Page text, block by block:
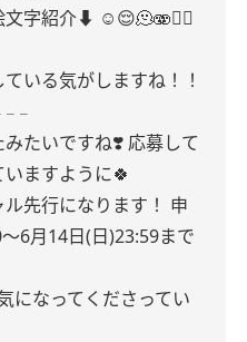
文字紹介⬇️ ☺️😌🫠🫨☝🏻
いる気がしますね！！
𓐄 𓐄
みたいですね❣️ 応募して
ますように🍀
先行になります！ 申
6月14日(日)23:59まで
になってくださってい